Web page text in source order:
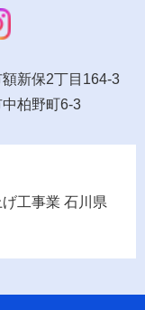
額新保2丁目164-3
中柏野町6-3
工事業 石川県